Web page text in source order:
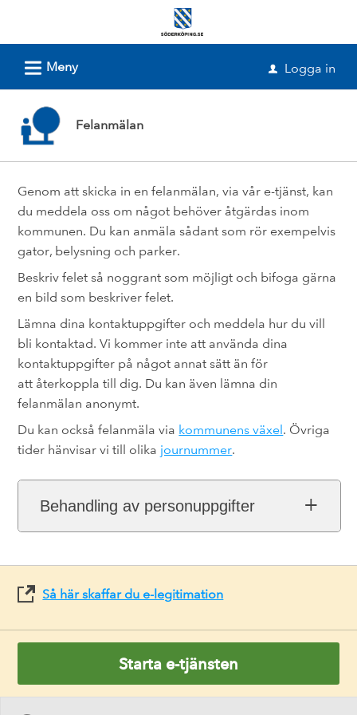
Söderköpings
L Meny u Logga in
Felanmälan
Genom att skicka in en felanmälan, via vår e-tjänst, kan
du meddela oss om något behöver åtgärdas inom
kommunen. Du kan anmäla sådant som rör exempelvis
gator, belysning och parker.
Beskriv felet så noggrant som möjligt och bifoga gärna
en bild som beskriver felet.
Lämna dina kontaktuppgifter och meddela hur du vill
bli kontaktad. Vi kommer inte att använda dina
kontaktuppgifter på något annat sätt än för
att återkoppla till dig. Du kan även lämna din
felanmälan anonymt.
Du kan också felanmäla via kommunens växel. Övriga
tider hänvisar vi till olika journummer.
Behandling av personuppgifter
Så här skaffar du e-legitimation
Starta e-tjänsten